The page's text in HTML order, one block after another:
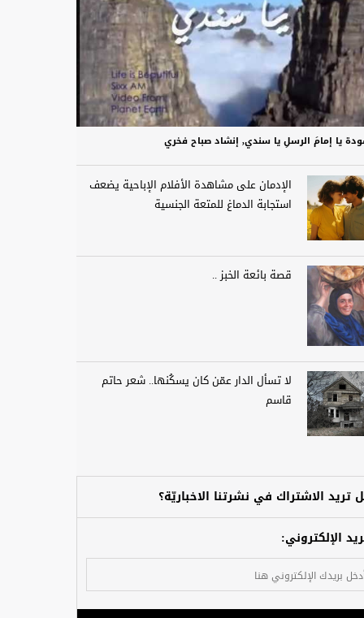
يا إمامَ الرسلِ يا سندي, إنشاد صباح فخري
الإدمان على مشاهدة الأفلام الإباحية يضعف
استجابة الدماغ للمتعة الجنسية
قصة بائعة الخبز ..
لا تسأل الدار عمّن كان يسكُنها.. شعر حاتم
قاسم
تريد الاشتراك في نشرتنا الاخباريّة؟
الإلكتروني: